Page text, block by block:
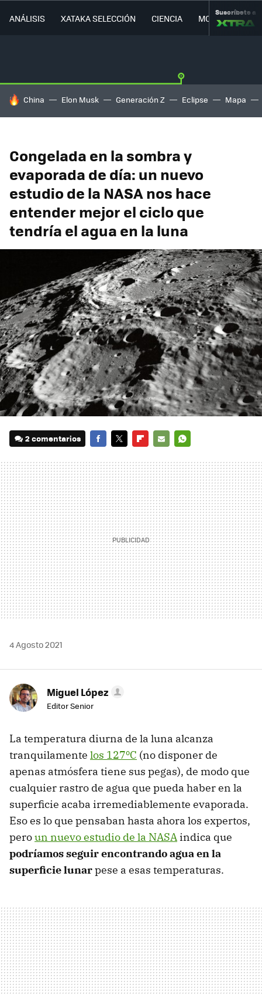
ANÁLISIS XATAKA SELECCIÓN CIENCIA MOVILIDAD
Suscríbete a
HOY SE HABLA DE
China Elon Musk Generación Z Eclipse Mapa
Congelada en la sombra y
evaporada de día: un nuevo
estudio de la NASA nos hace
entender mejor el ciclo que
tendría el agua en la luna
2 comentarios
MAIL
4 Agosto 2021
Miguel López
Editor Senior
La temperatura diurna de la luna alcanza
tranquilamente los 127ºC (no disponer de
apenas atmósfera tiene sus pegas), de modo que
cualquier rastro de agua que pueda haber en la
superficie acaba irremediablemente evaporada.
Eso es lo que pensaban hasta ahora los expertos,
peroun nuevo estudio de la NASA indica que
podríamos seguir encontrando agua en la
superficie lunarpese a esas temperaturas.